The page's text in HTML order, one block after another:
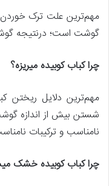
مهم‌ترین علت ترک
گوشت است؛ درنتیجه
چرا کباب کوبیده میریزه؟
مهم‌ترین دلایل ریختن
شستن بیش‌ از اندازه
نامناسب و ترکیبات
چرا کباب کوبیده خشک